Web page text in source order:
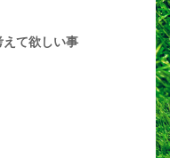
えて欲しい事